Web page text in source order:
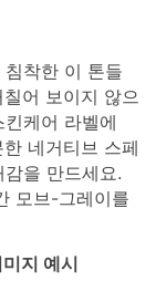
착한 이 톤들
어 보이지 않으
케어 라벨에
네거티브 스페
을 만드세요.
모브-그레이를
지 예시